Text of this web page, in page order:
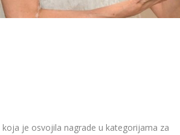
koja je osvojila nagrade u kategorijama za